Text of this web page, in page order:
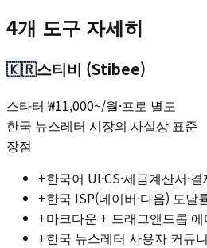
4개 도구 자세히
🇰🇷스티비 (Stibee)
스타터 ₩11,000~/월·프로 별도
한국 뉴스레터 시장의 사실상 표준
장점
+한국어 UI·CS·세금계산서·
+한국 ISP(네이버·다음) 도달
+마크다운 + 드래그앤드롭
+한국 뉴스레터 사용자 커뮤